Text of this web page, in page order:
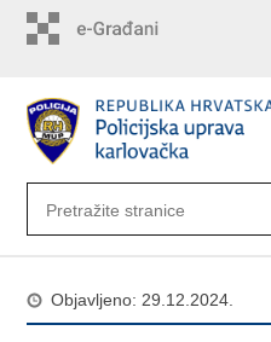
Objavljeno: 29.12.2024.